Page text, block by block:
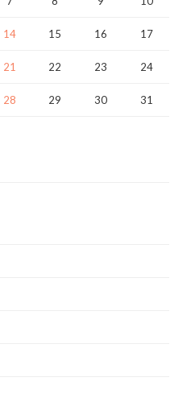
14 15 16 17
21 22 23 24
28 29 30 31